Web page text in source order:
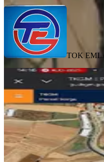
TOK
Önsende
1915 m²·
2.600.000 ₺